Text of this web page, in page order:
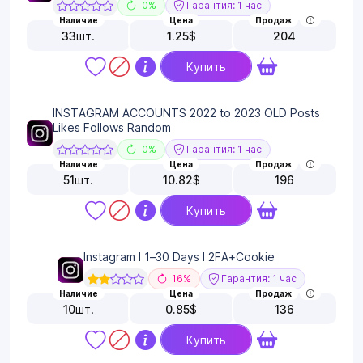
0% Гарантия: 1 час
Наличие
33шт.
Цена
1.25$
Продаж
204
Купить
INSTAGRAM ACCOUNTS 2022 to 2023 OLD Posts
Likes Follows Random
0% Гарантия: 1 час
Наличие
51шт.
Цена
10.82$
Продаж
196
Купить
Instagram I 1–30 Days I 2FA+Cookie
16% Гарантия: 1 час
Наличие
10шт.
Цена
0.85$
Продаж
136
Купить